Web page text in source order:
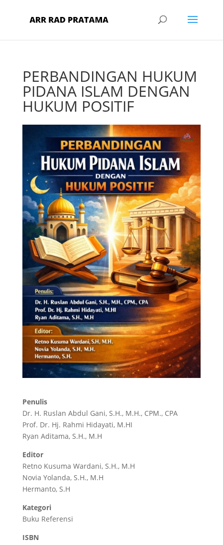
PERBANDINGAN HUKUM
PIDANA ISLAM DENGAN
HUKUM POSITIF
Penulis
Dr. H. Ruslan Abdul Gani, S.H., M.H., CPM., CPA
Prof. Dr. Hj. Rahmi Hidayati, M.HI
Ryan Aditama, S.H., M.H
Editor
Retno Kusuma Wardani, S.H., M.H
Novia Yolanda, S.H., M.H
Hermanto, S.H
Kategori
Buku Referensi
ISBN